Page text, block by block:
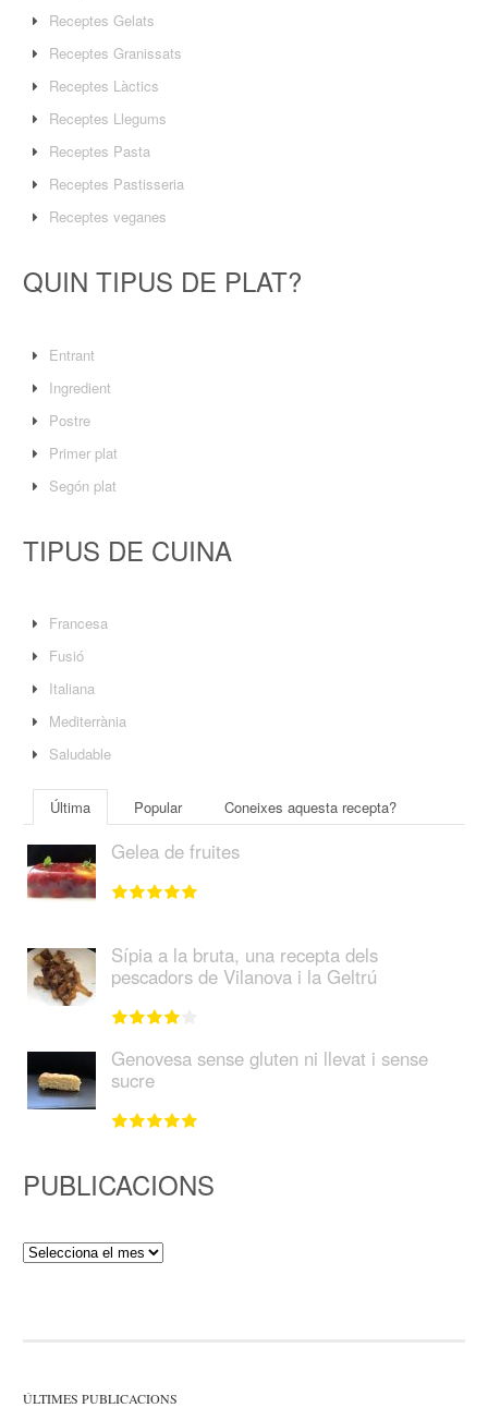
Receptes Gelats
Receptes Granissats
Receptes Làctics
Receptes Llegums
Receptes Pasta
Receptes Pastisseria
Receptes veganes
QUIN TIPUS DE PLAT?
Entrant
Ingredient
Postre
Primer plat
Segón plat
TIPUS DE CUINA
Francesa
Fusió
Italiana
Mediterrània
Saludable
Última Popular Coneixes aquesta recepta?
Gelea de fruites
Sípia a la bruta, una recepta dels
pescadors de Vilanova i la Geltrú
Genovesa sense gluten ni llevat i sense
sucre
PUBLICACIONS
Publicacions
ÚLTIMES PUBLICACIONS